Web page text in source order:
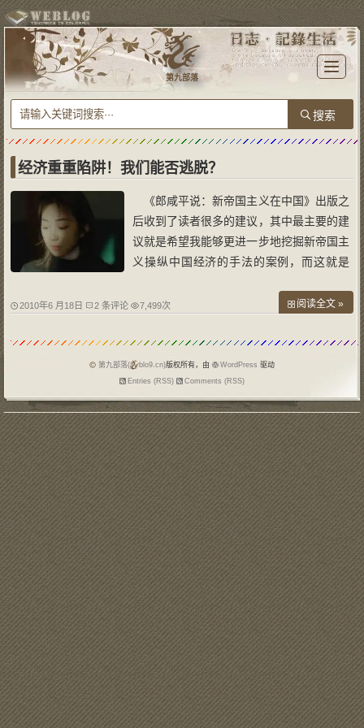
T
o
l
e
n
i
n
第九部落
经济重重陷阱！我们能否逃脱？
《郎咸平说：新帝国主义在中国》出版之
后收到了读者很多的建议，其中最主要的建
议就是希望我能够更进一步地挖掘新帝国主
义操纵中国经济的手法的案例，而这就是
目的。 在《郎咸平说：新帝国主义在
资本主义的高级阶段》的理念，分析当代资
2010年6 月18日 2 条评论 7,499次 阅读全文 »
第九部落( blo9.cn)版权所有，由 WordPress 驱动
Entries (RSS)
Comments (RSS)